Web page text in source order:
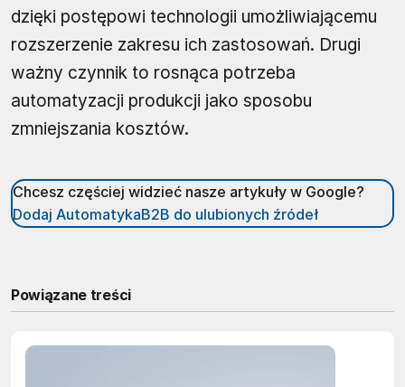
dzięki postępowi technologii umożliwiającemu
rozszerzenie zakresu ich zastosowań. Drugi
ważny czynnik to rosnąca potrzeba
automatyzacji produkcji jako sposobu
zmniejszania kosztów.
Chcesz częściej widzieć nasze artykuły w Google?
Dodaj AutomatykaB2B do ulubionych źródeł
Powiązane treści